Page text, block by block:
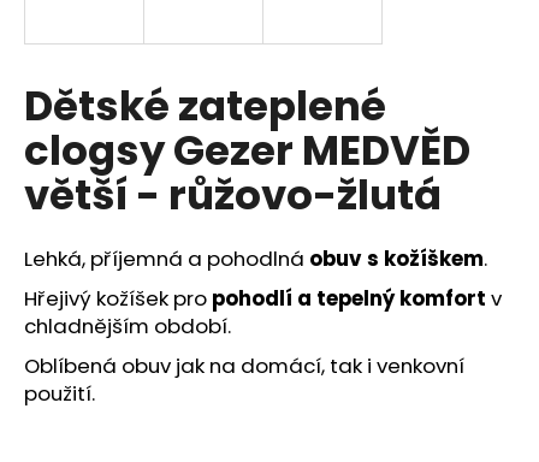
Dětské zateplené
clogsy Gezer MEDVĚD
větší - růžovo-žlutá
Lehká, příjemná a pohodlná obuv s kožíškem.
Hřejivý kožíšek pro pohodlí a tepelný komfort v
chladnějším období.
Oblíbená obuv jak na domácí, tak i venkovní
použití.
í
t
?
D
o